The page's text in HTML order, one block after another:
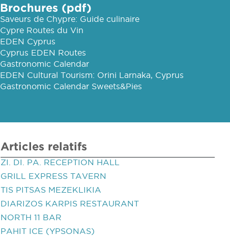
Brochures (pdf)
Saveurs de Chypre: Guide culinaire
Cypre Routes du Vin
EDEN Cyprus
Cyprus EDEN Routes
Gastronomic Calendar
EDEN Cultural Tourism: Orini Larnaka, Cyprus
Gastronomic Calendar Sweets&Pies
Articles relatifs
ZI. DI. PA. RECEPTION HALL
GRILL EXPRESS TAVERN
TIS PITSAS MEZEKLIKIA
DIARIZOS KARPIS RESTAURANT
NORTH 11 BAR
PAHIT ICE (YPSONAS)